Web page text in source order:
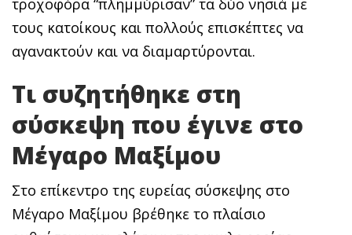
τους κατοίκους και πολλούς επισκέπτες να
αγανακτούν και να διαμαρτύρονται.
Τι συζητήθηκε στη
σύσκεψη που έγινε στο
Μέγαρο Μαξίμου
Στο επίκεντρο της ευρείας σύσκεψης στο
Μέγαρο Μαξίμου βρέθηκε το πλαίσιο